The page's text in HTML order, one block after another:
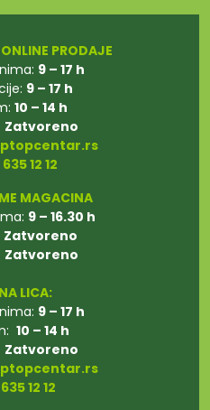
PRODAJE
9 – 17 h
9 – 17 h
10 – 14 h
Zatvoreno
635 12 12
MAGACINA
9 – 16.30 h
Zatvoreno
Zatvoreno
LICA:
9 – 17 h
10 – 14 h
Zatvoreno
12 12